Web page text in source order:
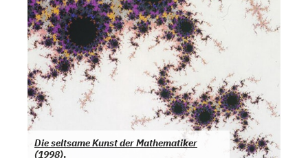
Die seltsame Kunst der Mathematiker
(1998).